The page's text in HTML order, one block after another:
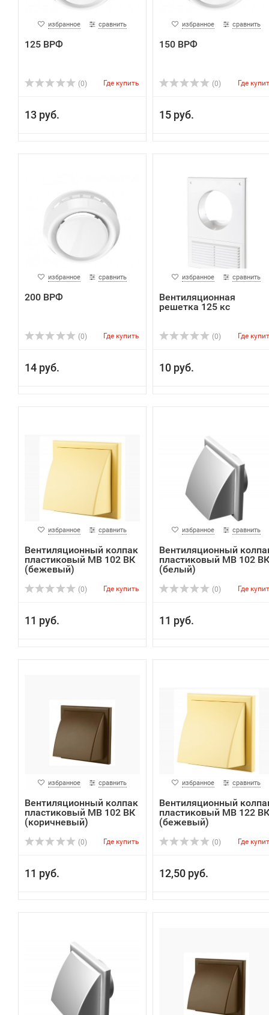
избранное сравнить
125 ВРФ
(0) Где купить
13 руб.
избранное сравнить
150 ВРФ
(0) Где
15 руб.
избранное сравнить
200 ВРФ
(0) Где купить
14 руб.
избранное сравнить
Вентиляционная
решетка 125 кс
(0) Где
10 руб.
избранное сравнить
Вентиляционный колпак
пластиковый МВ 102 ВК
(бежевый)
(0) Где купить
11 руб.
избранное сравнить
Вентиляционный
пластиковый МВ 102 ВК
(белый)
(0) Где
11 руб.
избранное сравнить
Вентиляционный колпак
пластиковый МВ 102 ВК
(коричневый)
(0) Где купить
11 руб.
избранное сравнить
Вентиляционный
пластиковый МВ 122 ВК
(бежевый)
(0) Где
12,50 руб.